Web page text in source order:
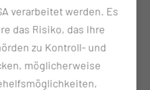
Cottbus richtet
Krebserkrankung
Therapie und ist
verarbeitet werden. Es
das Risiko, das Ihre
zu Kontroll- und
möglicherweise